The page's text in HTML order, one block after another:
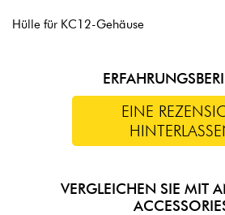
Hülle für KC12-Gehäuse
EINE
VERGLEICHEN SIE MIT